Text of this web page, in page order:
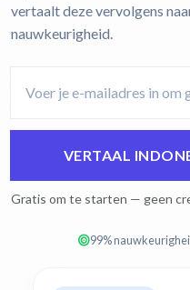
vertaalt deze vervolgens
nauwkeurigheid.
VERTAAL
Gratis om te starten — geen
99%